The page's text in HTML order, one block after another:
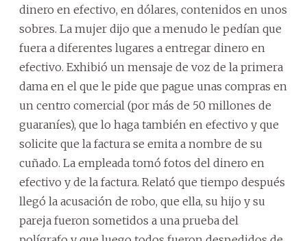
dinero en efectivo, en dólares, contenidos en unos
sobres. La mujer dijo que a menudo le pedían que
fuera a diferentes lugares a entregar dinero en
efectivo. Exhibió un mensaje de voz de la primera
dama en el que le pide que pague unas compras en
un centro comercial (por más de 50 millones de
guaraníes), que lo haga también en efectivo y que
solicite que la factura se emita a nombre de su
cuñado. La empleada tomó fotos del dinero en
efectivo y de la factura. Relató que tiempo después
llegó la acusación de robo, que ella, su hijo y su
pareja fueron sometidos a una prueba del